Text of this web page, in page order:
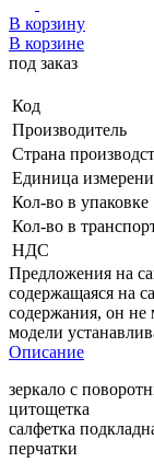
В корзину
В корзине
под заказ
Код
Производитель
Страна
Единица
Кол-во в упаковке
Кол-во в
НДС
Предложения на
содержащаяся на
содержания, он не
модели
Описание
зеркало с
цитощетка
салфетка
перчатки